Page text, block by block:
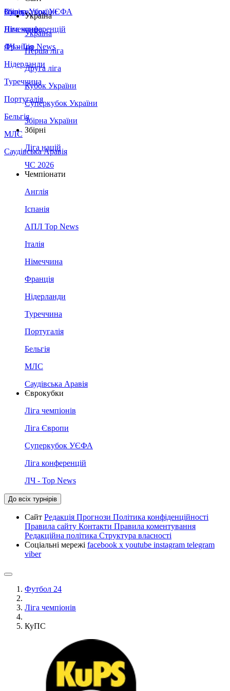
Збірна України
Італія
Німеччина
Франція
Нідерланди
Туреччина
Португалія
Бельгія
МЛС
Саудівська Аравія
Суперкубок УЄФА
Ліга конференцій
ЛЧ - Top News
Україна
Україна
Перша ліга
Друга ліга
Кубок України
Суперкубок України
Збірна України
Збірні
Ліга націй
ЧС 2026
Чемпіонати
Англія
Іспанія
АПЛ Top News
Італія
Німеччина
Франція
Нідерланди
Туреччина
Португалія
Бельгія
МЛС
Саудівська Аравія
Єврокубки
Ліга чемпіонів
Ліга Європи
Суперкубок УЄФА
Ліга конференцій
ЛЧ - Top News
До всіх турнірів
Сайт Редакція Прогнози Політика конфіденційності
Правила сайту Контакти Правила коментування
Редакційна політика Структура власності
Соціальні мережі facebook x youtube instagram telegram
viber
Футбол 24
Ліга чемпіонів
КуПС